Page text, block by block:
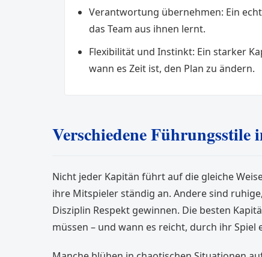
Verantwortung übernehmen: Ein
das Team aus ihnen lernt.
Flexibilität und Instinkt: Ein starker
wann es Zeit ist, den Plan zu ändern.
Verschiedene Führungsstile
Nicht jeder Kapitän führt auf die gleiche
ihre Mitspieler ständig an. Andere sind
Disziplin Respekt gewinnen. Die besten
müssen – und wann es reicht, durch ihr Spiel